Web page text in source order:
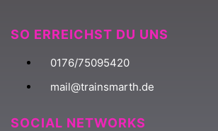
SO ERREICHST DU UNS
0176/75095420
mail@trainsmarth.de
SOCIAL NETWORKS